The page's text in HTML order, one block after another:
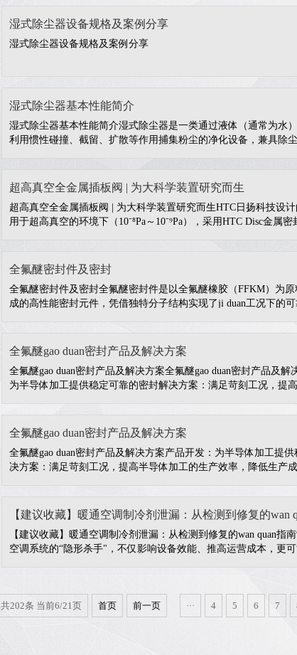
解这一价格调整带来的挑战，
湿式除尘器设备规格及案例分享
湿式除尘器设备规格及案例分享
湿式除尘器基本性能简介
湿式除尘器基本性能简介湿式除尘器是一类通过液体（通常为水
利用惯性碰撞、截留、扩散等作用捕集粉尘的净化设备，兼具除
液体
超高真空全金属插板阀 | 为大科学装置研究而生
超高真空全金属插板阀 | 为大科学装置研究而生HTC日扬科技设
用于超高真空的环境下（10⁻⁸Pa～10⁻⁹Pa），采用HTC Disc金属
全氟醚密封件及密封
全氟醚密封件及密封全氟醚密封件是以全氟醚橡胶（FFKM）为原
成的高性能密封元件，凭借独特分子结构实现了ji duan工况下的
核心特性耐温范围广：它能长期在 280 - 300°C 高温下稳定工作
32
全氟醚gao duan密封产品及解决方案
全氟醚gao duan密封产品及解决方案全氟醚gao duan密封产品及解
为半导体加工提供稳定可靠的密封解决方案：满足苛刻工况，提
全氟醚gao duan密封产品及解决方案
全氟醚gao duan密封产品及解决方案产品开发：为半导体加工提
决方案：满足苛刻工况，提高半导体加工的生产效率，降低生产
【建议收藏】暖通空调制冷剂泄漏：从检测到修复的wan
【建议收藏】暖通空调制冷剂泄漏：从检测到修复的wan quan指
空调系统的“隐形杀手"，不仅影响设备效能、推高运营成本，更可
共202条 当前6/21页 首页 前一页 ··· 4 5 6 7